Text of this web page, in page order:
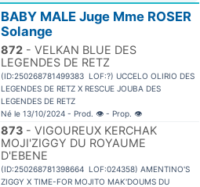
BABY MALE Juge Mme ROSER
Solange
872 - VELKAN BLUE DES
LEGENDES DE RETZ
(ID:250268781499383 LOF:?) UCCELO OLIRIO DES
LEGENDES DE RETZ X RESCUE JOUBA DES
LEGENDES DE RETZ
Né le 13/10/2024 - Prod. 👁 - Prop. 👁
873 - VIGOUREUX KERCHAK
MOJI'ZIGGY DU ROYAUME
D'EBENE
(ID:250268781398664 LOF:024358) AMENTINO'S
ZIGGY X TIME-FOR MOJITO MAK'DOUMS DU